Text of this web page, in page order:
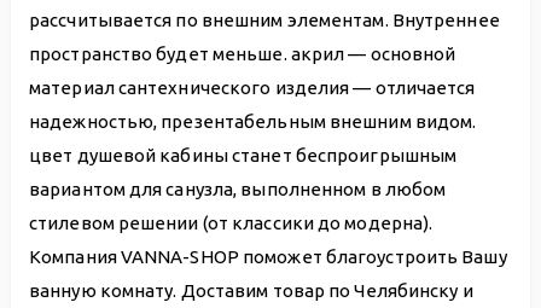
рассчитывается по внешним элементам. Внутреннее
пространство будет меньше. акрил — основной
материал сантехнического изделия — отличается
надежностью, презентабельным внешним видом.
цвет душевой кабины станет беспроигрышным
вариантом для санузла, выполненном в любом
стилевом решении (от классики до модерна).
Компания VANNA-SHOP поможет благоустроить Вашу
ванную комнату. Доставим товар по Челябинску и